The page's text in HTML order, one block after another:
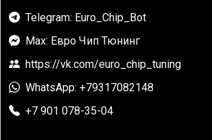
Telegram: Euro_Chip_Bot
Max: Евро Чип Тюнинг
https://vk.com/euro_chip_tuning
WhatsApp: +79317082148
+7 901 078-35-04